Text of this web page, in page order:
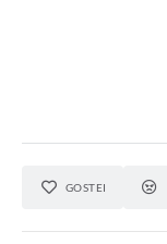
GOSTEI